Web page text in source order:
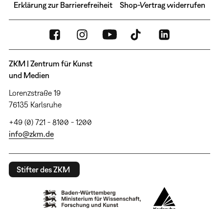
Erklärung zur Barrierefreiheit Shop-Vertrag widerrufen
ZKM | Zentrum für Kunst
und Medien
Lorenzstraße 19
76135 Karlsruhe
+49 (0) 721 - 8100 - 1200
info@zkm.de
Stifter des ZKM